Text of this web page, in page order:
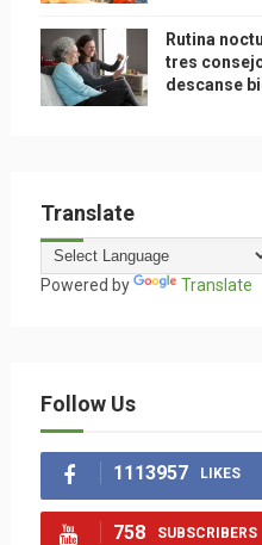
Rutina
tres
descanse
Translate
Powered by Translate
Follow Us
1113957 LIKES
758 SUBSCRIBERS